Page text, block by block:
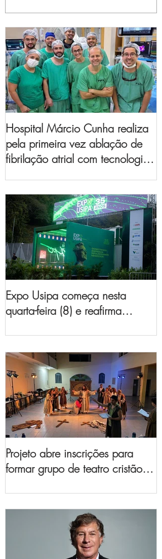
Hospital Márcio Cunha realiza
pela primeira vez ablação de
fibrilação atrial com tecnologia
Expo Usipa começa nesta
quarta-feira (8) e reafirma
prestação de serviços de Minas
Gerais
Projeto abre inscrições para
formar grupo de teatro cristão